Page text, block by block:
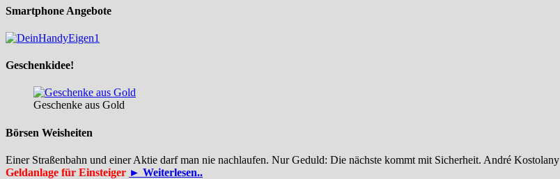
Smartphone Angebote
Geschenkidee!
Geschenke aus Gold
Börsen Weisheiten
Einer Straßenbahn und einer Aktie darf man nie nachlaufen. Nur Geduld: Die nächste kommt mit Sicherheit. André Kostolany
Geldanlage für Einsteiger ► Weiterlesen..